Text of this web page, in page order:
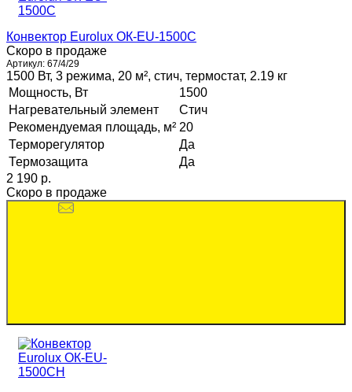
Конвектор Eurolux ОК-EU-1500C
Скоро в продаже
Артикул: 67/4/29
1500 Вт, 3 режима, 20 м², стич, термостат, 2.19 кг
Мощность, Вт
1500
Нагревательный элемент
Стич
Рекомендуемая площадь, м² 20
Терморегулятор
Да
Термозащита
Да
2 190 p.
Скоро в продаже